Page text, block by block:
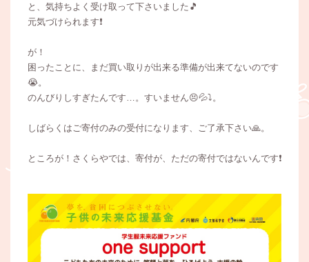
と、気持ちよく受け取って下さいました🎵
元気づけられます❗
が！
困ったことに、まだ買い取りが出来る準備が出来てないのです
😭。
のんびりしすぎたんです…。すいません😣💦⤵️。
しばらくはご寄付のみの受付になります、ご了承下さい🙏。
ところが！さくらやでは、寄付が、ただの寄付ではないんです❗